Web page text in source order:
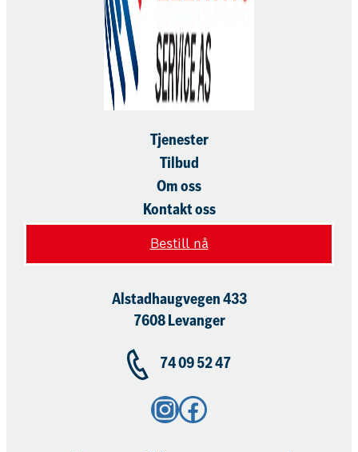
Tjenester
Tilbud
Om oss
Kontakt oss
Bestill nå
Alstadhaugvegen 433
7608 Levanger
74 09 52 47
Instagram Facebook